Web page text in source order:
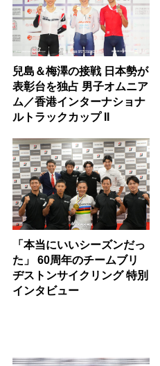
兒島＆梅澤の接戦 日本勢が
表彰台を独占 男子オムニア
ム／香港インターナショナ
ルトラックカップ II
「本当にいいシーズンだっ
た」 60周年のチームブリ
ヂストンサイクリング 特別
インタビュー